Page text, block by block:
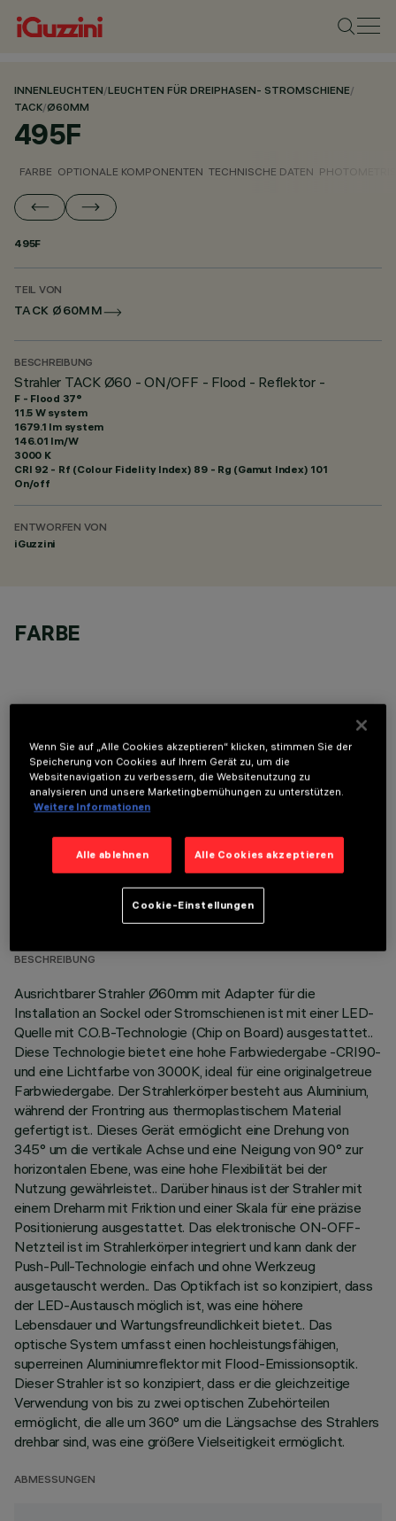
INNENLEUCHTEN/LEUCHTEN FÜR DREIPHASEN- STROMSCHIENE/
TACK/Ø60MM
495F
FARBE OPTIONALE KOMPONENTEN TECHNISCHE DATEN
495F
TEIL VON
TACK Ø60MM
BESCHREIBUNG
Strahler TACK Ø60 - ON/OFF - Flood - Reflektor -
F - Flood 37°
11.5 W system
1679.1 lm system
146.01 lm/W
3000 K
CRI 92 - Rf (Colour Fidelity Index) 89 - Rg (Gamut Index) 101
On/off
ENTWORFEN VON
iGuzzini
FARBE
OPTIONALE KOMPONENTEN
TECHNISCHE DATEN
BESCHREIBUNG
Ausrichtbarer Strahler Ø60mm mit Adapter für die
Installation an Sockel oder Stromschienen ist mit einer LED-
Quelle mit C.O.B-Technologie (Chip on Board) ausgestattet..
Diese Technologie bietet eine hohe Farbwiedergabe -CRI90-
und eine Lichtfarbe von 3000K, ideal für eine originalgetreue
Farbwiedergabe. Der Strahlerkörper besteht aus Aluminium,
während der Frontring aus thermoplastischem Material
gefertigt ist.. Dieses Gerät ermöglicht eine Drehung von
345° um die vertikale Achse und eine Neigung von 90° zur
horizontalen Ebene, was eine hohe Flexibilität bei der
Nutzung gewährleistet.. Darüber hinaus ist der Strahler mit
einem Dreharm mit Friktion und einer Skala für eine präzise
Positionierung ausgestattet. Das elektronische ON-OFF-
Netzteil ist im Strahlerkörper integriert und kann dank der
Push-Pull-Technologie einfach und ohne Werkzeug
ausgetauscht werden.. Das Optikfach ist so konzipiert, dass
der LED-Austausch möglich ist, was eine höhere
Lebensdauer und Wartungsfreundlichkeit bietet.. Das
optische System umfasst einen hochleistungsfähigen,
superreinen Aluminiumreflektor mit Flood-Emissionsoptik.
Dieser Strahler ist so konzipiert, dass er die gleichzeitige
Verwendung von bis zu zwei optischen Zubehörteilen
ermöglicht, die alle um 360° um die Längsachse des Strahlers
drehbar sind, was eine größere Vielseitigkeit ermöglicht.
ABMESSUNGEN
Wenn Sie auf „Alle Cookies akzeptieren“ klicken, stimmen Sie der
Speicherung von Cookies auf Ihrem Gerät zu, um die
Websitenavigation zu verbessern, die Websitenutzung zu
analysieren und unsere Marketingbemühungen zu unterstützen.
Weitere Informationen
Alle ablehnen Alle Cookies akzeptieren
Cookie-Einstellungen